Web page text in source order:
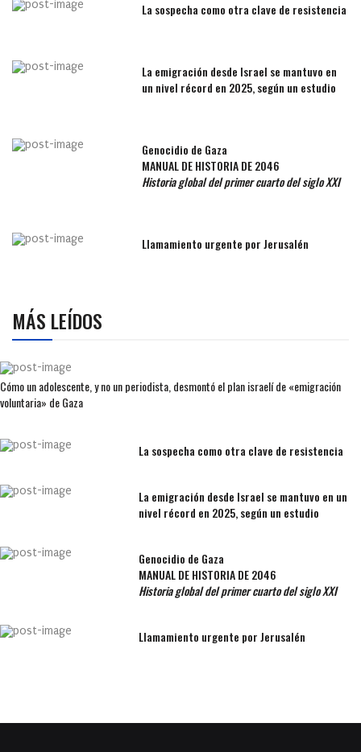
La sospecha como otra clave de resistencia
La emigración desde Israel se mantuvo en
un nivel récord en 2025, según un estudio
Genocidio de Gaza
MANUAL DE HISTORIA DE 2046
Historia global del primer cuarto del siglo XXI
Llamamiento urgente por Jerusalén
MÁS LEÍDOS
Cómo un adolescente, y no un periodista, desmontó el plan israelí de «emigración
voluntaria» de Gaza
La sospecha como otra clave de resistencia
La emigración desde Israel se mantuvo en un
nivel récord en 2025, según un estudio
Genocidio de Gaza
MANUAL DE HISTORIA DE 2046
Historia global del primer cuarto del siglo XXI
Llamamiento urgente por Jerusalén